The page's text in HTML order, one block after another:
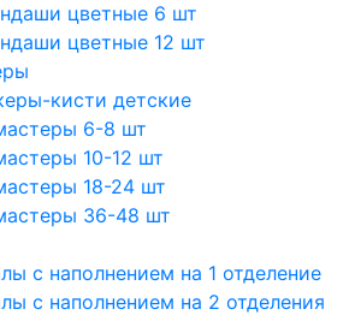
цветные 6 шт
цветные 12 шт
кисти детские
6-8 шт
10-12 шт
18-24 шт
36-48 шт
с наполнением на 1 отделение
с наполнением на 2 отделения